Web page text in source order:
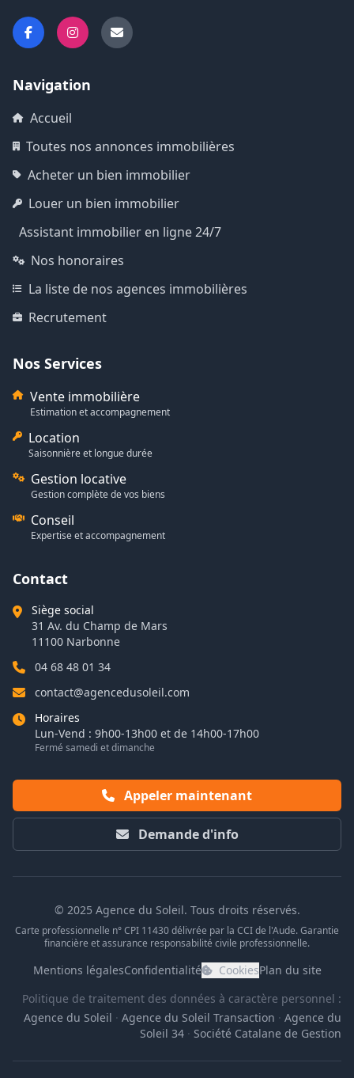
Navigation
Accueil
Toutes nos annonces immobilières
Acheter un bien immobilier
Louer un bien immobilier
Assistant immobilier en ligne 24/7
Nos honoraires
La liste de nos agences immobilières
Recrutement
Nos Services
Vente immobilière
Estimation et accompagnement
Location
Saisonnière et longue durée
Gestion locative
Gestion complète de vos biens
Conseil
Expertise et accompagnement
Contact
Siège social
31 Av. du Champ de Mars
11100 Narbonne
04 68 48 01 34
contact@agencedusoleil.com
Horaires
Lun-Vend : 9h00-13h00 et de 14h00-17h00
Fermé samedi et dimanche
Appeler maintenant
Demande d'info
© 2025 Agence du Soleil. Tous droits réservés.
Carte professionnelle n° CPI 11430 délivrée par la CCI de l'Aude. Garantie
financière et assurance responsabilité civile professionnelle.
Mentions légalesConfidentialité CookiesPlan du site
Politique de traitement des données à caractère personnel :
Agence du Soleil · Agence du Soleil Transaction · Agence du
Soleil 34 · Société Catalane de Gestion